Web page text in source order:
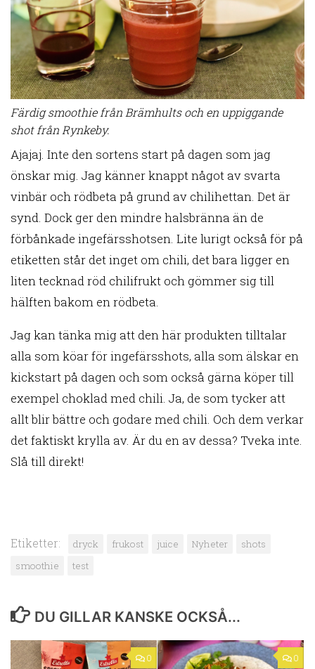
Färdig smoothie från Brämhults och en uppiggande
shot från Rynkeby.
Ajajaj. Inte den sortens start på dagen som jag
önskar mig. Jag känner knappt något av svarta
vinbär och rödbeta på grund av chilihettan. Det är
synd. Dock ger den mindre halsbränna än de
förbånkade ingefärsshotsen. Lite lurigt också för på
etiketten står det inget om chili, det bara ligger en
liten tecknad röd chilifrukt och gömmer sig till
hälften bakom en rödbeta.
Jag kan tänka mig att den här produkten tilltalar
alla som köar för ingefärsshots, alla som älskar en
kickstart på dagen och som också gärna köper till
exempel choklad med chili. Ja, de som tycker att
allt blir bättre och godare med chili. Och dem verkar
det faktiskt krylla av. Är du en av dessa? Tveka inte.
Slå till direkt!
Etiketter: dryck frukost juice Nyheter
shots
smoothie
test
DU GILLAR KANSKE OCKSÅ...
0 0